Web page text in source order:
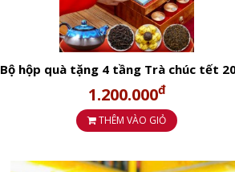
Bộ hộp quà tặng 4 tầng Trà chúc tết
1.200.000đ
THÊM VÀO GIỎ